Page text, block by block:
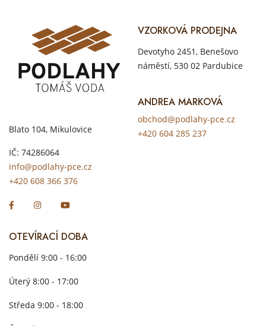
Blato 104, Mikulovice
IČ: 74286064
info@podlahy-pce.cz
+420 608 366 376
VZORKOVÁ PRODEJNA
Devotyho 2451, Benešovo
náměstí, 530 02 Pardubice
ANDREA MARKOVÁ
obchod@podlahy-pce.cz
+420 604 285 237
OTEVÍRACÍ DOBA
Pondělí 9:00 - 16:00
Úterý 8:00 - 17:00
Středa 9:00 - 18:00